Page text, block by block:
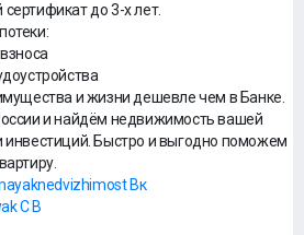
до 3-х лет.
и жизни дешевле чем в Банке.
и найдём недвижимость вашей
Быстро и выгодно поможем
Вк
С В